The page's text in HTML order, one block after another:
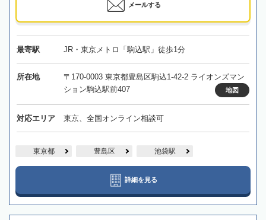
メールする
最寄駅 JR・東京メトロ「駒込駅」徒歩1分
所在地
〒170-0003 東京都豊島区駒込1-42-2 ライオンズマン
ション駒込駅前407
地図
対応エリア 東京、全国オンライン相談可
東京都 豊島区 池袋駅
詳細を見る